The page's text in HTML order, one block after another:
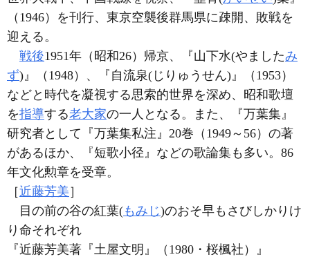
（1946）を刊行、東京空襲後群馬県に疎開、敗戦を
迎える。
戦後1951年（昭和26）帰京、『山下水(やましたみ
ず)』（1948）、『自流泉(じりゅうせん)』（1953）
などと時代を凝視する思索的世界を深め、昭和歌壇
を指導する老大家の一人となる。また、『万葉集』
研究者として『万葉集私注』20巻（1949～56）の著
があるほか、『短歌小径』などの歌論集も多い。86
年文化勲章を受章。
［近藤芳美］
目の前の谷の紅葉(もみじ)のおそ早もさびしかりけ
り命それぞれ
『近藤芳美著『土屋文明』（1980・桜楓社）』